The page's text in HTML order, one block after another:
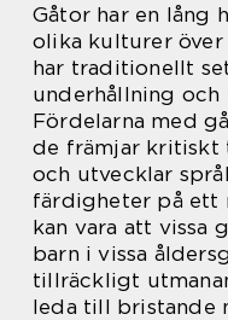
Gåtor har en lång
olika kulturer över
har traditionellt
underhållning
Fördelarna med
de främjar kritiskt
och utvecklar
färdigheter på ett
kan vara att vissa
barn i vissa
tillräckligt
leda till bristande